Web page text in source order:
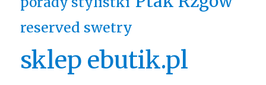
reserved swetry
sklep ebutik.pl